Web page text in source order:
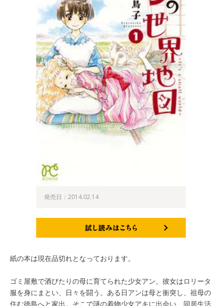
発売日：2014.02.14
紙の本は現在品切れとなっております。
ゴミ屋敷で酒びたりの母に育てられた少女アン。彼女はロリータ
服を身にまとい、日々を闘う。ある日アンは母と衝突し、祖母の
住む徳島へと家出。そこで謎の着物少女アキに出会い、同居生活